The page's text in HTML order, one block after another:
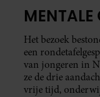
MENTALE
Het bezoek
een
van jongeren in
ze de drie
vrije tijd,